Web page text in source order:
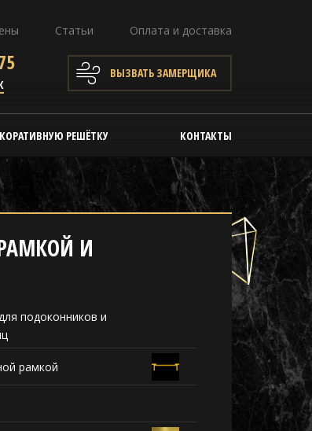
Статьи Оплата и доставка
ВЫЗВАТЬ ЗАМЕРЩИКА
РЕШЁТКУ КОНТАКТЫ
И
подоконников и
рамкой